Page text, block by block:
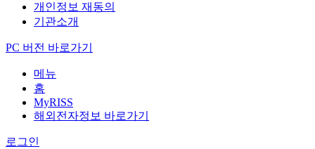
개인정보 재동의
기관소개
PC 버전 바로가기
메뉴
홈
MyRISS
해외전자정보 바로가기
로그인